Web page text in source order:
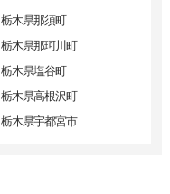
栃木県那須町
栃木県那珂川町
栃木県塩谷町
栃木県高根沢町
栃木県宇都宮市